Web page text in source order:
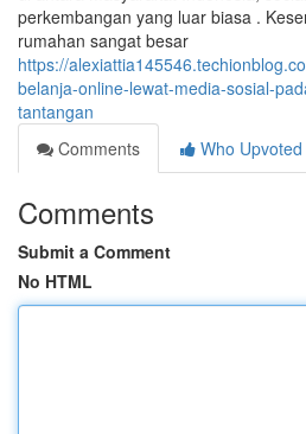
perkembangan yang luar biasa .
rumahan sangat besar
https://
belanja-online-lewat-media-sosial-
tantangan
Comments
Who Upvoted
Comments
Submit a Comment
No HTML